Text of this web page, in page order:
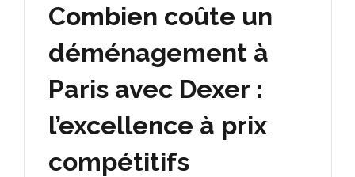
Combien coûte un
déménagement à
Paris avec Dexer :
l’excellence à prix
compétitifs